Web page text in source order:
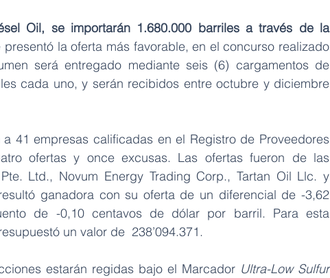
Oil, se importarán 1.680.000 barriles a través de la
presentó la oferta más favorable, en el concurso realizado
será entregado mediante seis (6) cargamentos de
cada uno, y serán recibidos entre octubre y diciembre
41 empresas calificadas en el Registro de Proveedores
ofertas y once excusas. Las ofertas fueron de las
Ltd., Novum Energy Trading Corp., Tartan Oil Llc. y
ganadora con su oferta de un diferencial de -3,62
de -0,10 centavos de dólar por barril. Para esta
un valor de  238’094.371.
estarán regidas bajo el Marcador Ultra-Low Sulfur